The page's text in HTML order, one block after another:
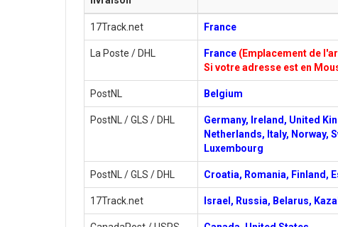
17Track.net France
La Poste / DHL France (Emplacement de
Si votre adresse est en
PostNL Belgium
PostNL / GLS / DHL
Germany, Ireland, United
Netherlands, Italy, Norway,
Luxembourg
PostNL / GLS / DHL Croatia, Romania, Finland,
17Track.net Israel, Russia, Belarus,